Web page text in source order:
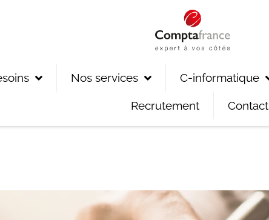
Nos services C-informatique
Recrutement Contact